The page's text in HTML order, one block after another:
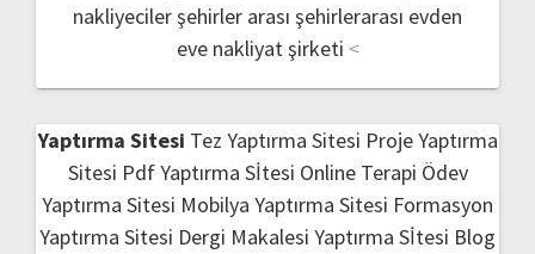
nakliyeciler şehirler arası şehirlerarası evden
eve nakliyat şirketi <
Yaptırma Sitesi Tez Yaptırma Sitesi Proje Yaptırma
Sitesi Pdf Yaptırma Sİtesi Online Terapi Ödev
Yaptırma Sitesi Mobilya Yaptırma Sitesi Formasyon
Yaptırma Sitesi Dergi Makalesi Yaptırma Sİtesi Blog